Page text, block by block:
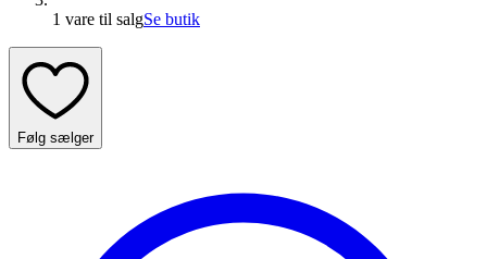
1 vare til salgSe butik
Følg sælger